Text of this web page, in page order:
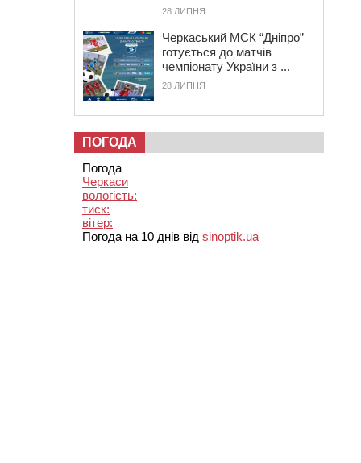
28 ЛИПНЯ
Черкаський МСК “Дніпро”
готується до матчів
чемпіонату України з ...
28 ЛИПНЯ
ПОГОДА
Погода
Черкаси
вологість:
тиск:
вітер:
Погода на 10 днів від sinoptik.ua